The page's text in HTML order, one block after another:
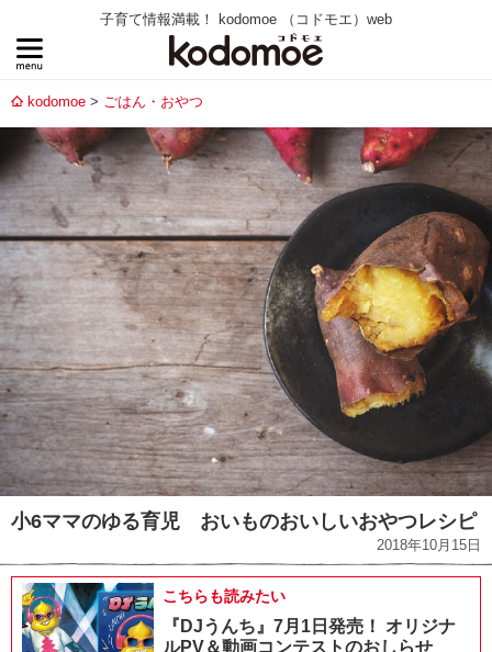
子育て情報満載！ kodomoe （コドモエ）web
kodomoe ごはん・おやつ
小6ママのゆる育児 おいものおいしいおやつレシピ
2018年10月15日
こちらも読みたい
『DJうんち』7月1日発売！ オリジナ
ルPV＆動画コンテストのおしらせ